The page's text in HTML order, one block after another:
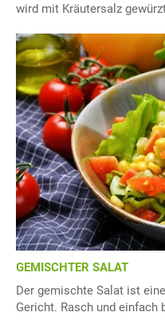
wird mit Kräutersalz
GEMISCHTER SALAT
Der gemischte Salat ist
Gericht. Rasch und einfach